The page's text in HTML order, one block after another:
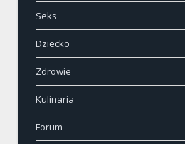
Seks
Dziecko
Zdrowie
Kulinaria
Forum